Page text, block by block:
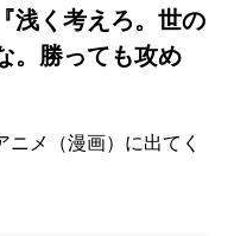
く考えろ。世の
。勝っても攻め
メ（漫画）に出てく